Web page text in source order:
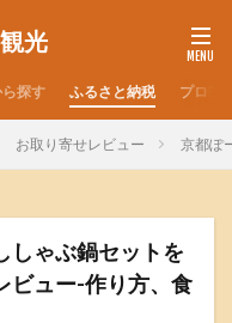
光
探す ふるさと納税 プロフ
お取り寄せレビュー 京都ぽ
しゃぶ鍋セットを
ビュー-作り方、食